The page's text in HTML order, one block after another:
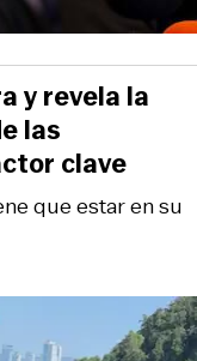
que estar en su
y revela la
las
clave